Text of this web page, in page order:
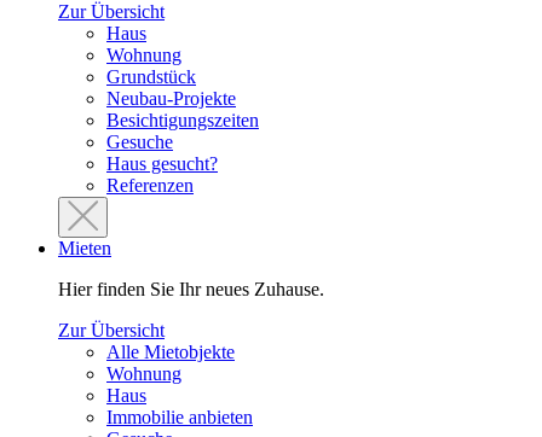
Zur Übersicht
Haus
Wohnung
Grundstück
Neubau-Projekte
Besichtigungszeiten
Gesuche
Haus gesucht?
Referenzen
Mieten
Hier finden Sie Ihr neues Zuhause.
Zur Übersicht
Alle Mietobjekte
Wohnung
Haus
Immobilie anbieten